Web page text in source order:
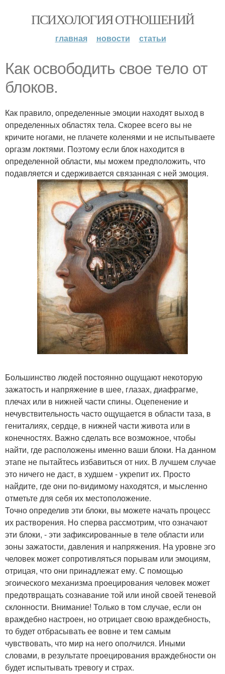
ПСИХОЛОГИЯ ОТНОШЕНИЙ
главная новости статьи
Как освободить свое тело от
блоков.
Как правило, определенные эмоции находят выход в
определенных областях тела. Скорее всего вы не
кричите ногами, не плачете коленями и не испытываете
оргазм локтями. Поэтому если блок находится в
определенной области, мы можем предположить, что
подавляется и сдерживается связанная с ней эмоция.
Большинство людей постоянно ощущают некоторую
зажатость и напряжение в шее, глазах, диафрагме,
плечах или в нижней части спины. Оцепенение и
нечувствительность часто ощущается в области таза, в
гениталиях, сердце, в нижней части живота или в
конечностях. Важно сделать все возможное, чтобы
найти, где расположены именно ваши блоки. На данном
этапе не пытайтесь избавиться от них. В лучшем случае
это ничего не даст, в худшем - укрепит их. Просто
найдите, где они по-видимому находятся, и мысленно
отметьте для себя их местоположение.
Точно определив эти блоки, вы можете начать процесс
их растворения. Но сперва рассмотрим, что означают
эти блоки, - эти зафиксированные в теле области или
зоны зажатости, давления и напряжения. На уровне эго
человек может сопротивляться порывам или эмоциям,
отрицая, что они принадлежат ему. С помощью
эгоического механизма проецирования человек может
предотвращать сознавание той или иной своей теневой
склонности. Внимание! Только в том случае, если он
враждебно настроен, но отрицает свою враждебность,
то будет отбрасывать ее вовне и тем самым
чувствовать, что мир на него ополчился. Иными
словами, в результате проецирования враждебности он
будет испытывать тревогу и страх.